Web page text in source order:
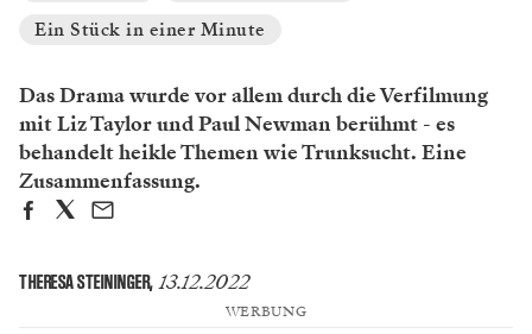
Ein Stück in einer Minute
Das Drama wurde vor allem durch die Verfilmung
mit Liz Taylor und Paul Newman berühmt - es
behandelt heikle Themen wie Trunksucht. Eine
Zusammenfassung.
THERESA STEININGER, 13.12.2022
WERBUNG